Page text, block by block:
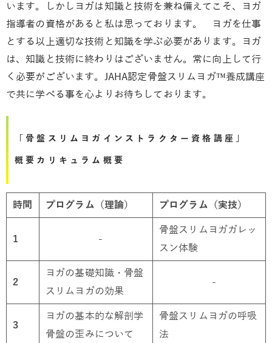
います。しかしヨガは知識と技術を兼ね備えてこそ、ヨガ
指導者の資格があると私は思っております。 ヨガを仕事
とする以上適切な技術と知識を学ぶ必要があります。ヨガ
は、知識と技術に終わりはございません。常に向上して行
く必要がございます。JAHA認定骨盤スリムヨガ™養成講座
で共に学べる事を心よりお待ちしております。
「骨盤スリムヨガインストラクター資格講座」
概要カリキュラム概要
時間 プログラム（理論） プログラム（実技）
1 -
骨盤スリムヨガガレッ
スン体験
2
ヨガの基礎知識・骨盤
スリムヨガの効果
-
3
ヨガの基本的な解剖学
骨盤の歪みについて
骨盤スリムヨガの呼吸
法